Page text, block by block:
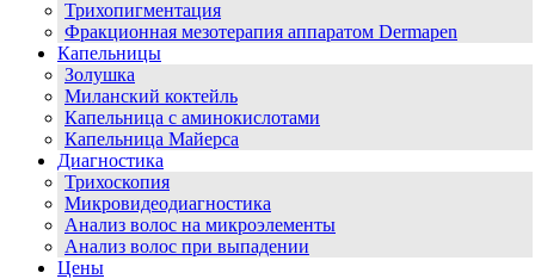
Трихопигментация
Фракционная мезотерапия аппаратом Dermapen
Капельницы
Золушка
Миланский коктейль
Капельница с аминокислотами
Капельница Майерса
Диагностика
Трихоскопия
Микровидеодиагностика
Анализ волос на микроэлементы
Анализ волос при выпадении
Цены